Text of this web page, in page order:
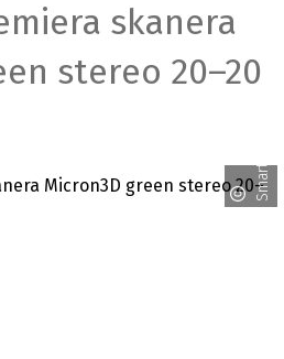
skanera
stereo 20–20
Smarttech